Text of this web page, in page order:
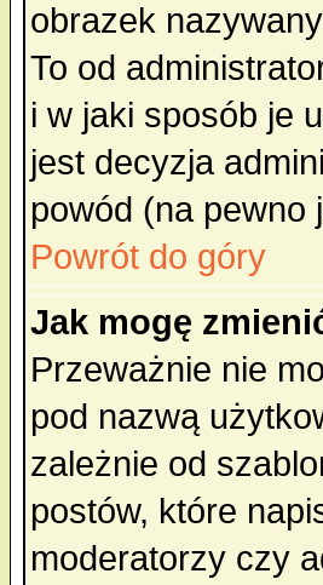
obrazek
To od
i w jaki sposób je
jest decyzja
powód (na pewno
Powrót do góry
Jak mogę
Przeważnie nie
pod nazwą
zależnie od
postów, które
moderatorzy czy